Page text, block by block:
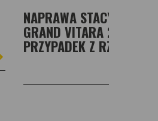
NAPRAWA STACYJKI
GRAND VITARA 2.0
PRZYPADEK Z RZESZOWA